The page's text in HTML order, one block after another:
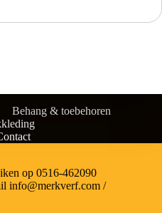
Behang & toebehoren
op 0516-462090
info@merkverf.com /